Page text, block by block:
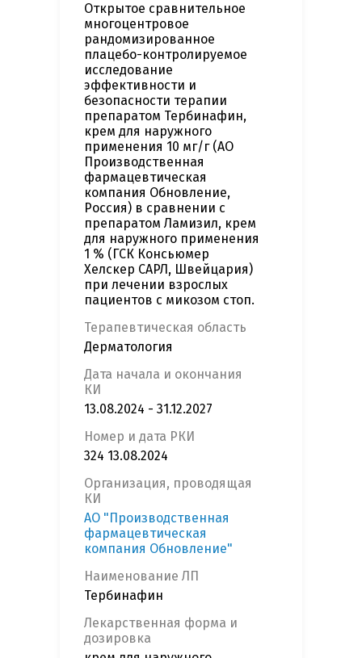
Открытое сравнительное
многоцентровое
рандомизированное
плацебо-контролируемое
исследование
эффективности и
безопасности терапии
препаратом Тербинафин,
крем для наружного
применения 10 мг/г (АО
Производственная
фармацевтическая
компания Обновление,
Россия) в сравнении с
препаратом Ламизил, крем
для наружного применения
1 % (ГСК Консьюмер
Хелскер САРЛ, Швейцария)
при лечении взрослых
пациентов с микозом стоп.
Терапевтическая область
Дерматология
Дата начала и окончания
КИ
13.08.2024 - 31.12.2027
Номер и дата РКИ
324 13.08.2024
Организация, проводящая
КИ
АО "Производственная
фармацевтическая
компания Обновление"
Наименование ЛП
Тербинафин
Лекарственная форма и
дозировка